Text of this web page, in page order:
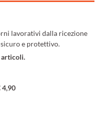
lavorativi dalla ricezione
e protettivo.
articoli.
4,90